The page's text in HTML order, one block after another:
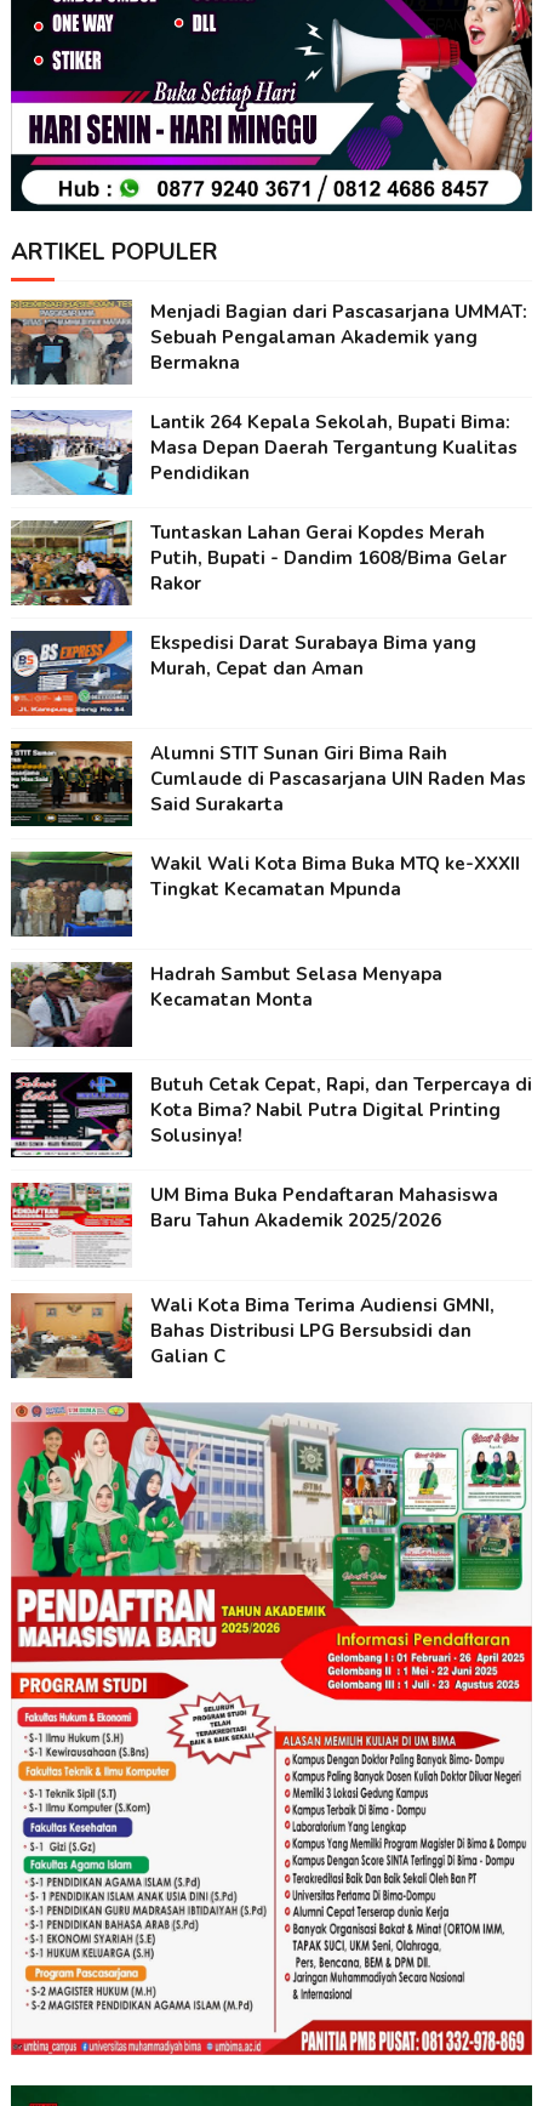
ARTIKEL POPULER
Menjadi Bagian dari Pascasarjana UMMAT:
Sebuah Pengalaman Akademik yang
Bermakna
Lantik 264 Kepala Sekolah, Bupati Bima:
Masa Depan Daerah Tergantung Kualitas
Pendidikan
Tuntaskan Lahan Gerai Kopdes Merah
Putih, Bupati - Dandim 1608/Bima Gelar
Rakor
Ekspedisi Darat Surabaya Bima yang
Murah, Cepat dan Aman
Alumni STIT Sunan Giri Bima Raih
Cumlaude di Pascasarjana UIN Raden Mas
Said Surakarta
Wakil Wali Kota Bima Buka MTQ ke-XXXII
Tingkat Kecamatan Mpunda
Hadrah Sambut Selasa Menyapa
Kecamatan Monta
Butuh Cetak Cepat, Rapi, dan Terpercaya di
Kota Bima? Nabil Putra Digital Printing
Solusinya!
UM Bima Buka Pendaftaran Mahasiswa
Baru Tahun Akademik 2025/2026
Wali Kota Bima Terima Audiensi GMNI,
Bahas Distribusi LPG Bersubsidi dan
Galian C